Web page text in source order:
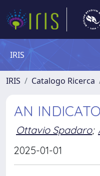
IRIS
IRIS Catalogo Ricerca
AN
Ottavio Spadaro;
2025-01-01